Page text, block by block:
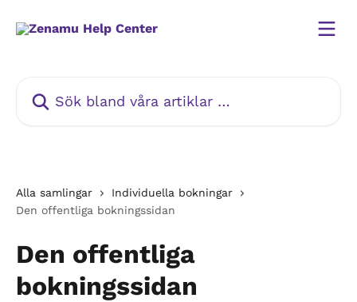
Alla samlingar
Individuella bokningar
Den offentliga bokningssidan
Den offentliga
bokningssidan